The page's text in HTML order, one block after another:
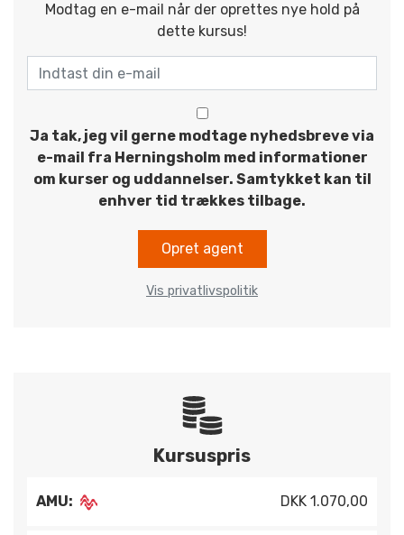
Modtag en e-mail når der oprettes nye hold på
dette kursus!
Ja tak, jeg vil gerne modtage nyhedsbreve via
e-mail fra Herningsholm med informationer
om kurser og uddannelser. Samtykket kan til
enhver tid trækkes tilbage.
Opret agent
Vis privatlivspolitik
Kursuspris
AMU: DKK 1.070,00